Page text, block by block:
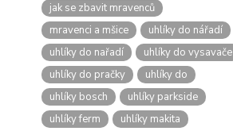
jak se zbavit mravenců
mravenci a mšice
uhlíky do nářadí
uhlíky do nařadí
uhlíky do vysavače
uhlíky do pračky
uhlíky do
uhlíky bosch
uhlíky parkside
uhlíky ferm
uhlíky makita